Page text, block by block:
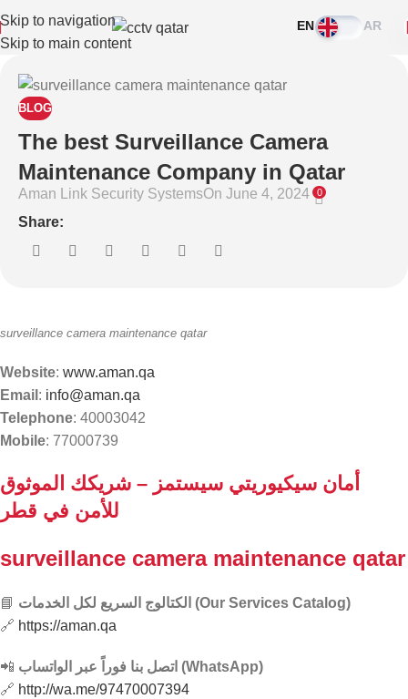
Skip to navigation
Skip to main content
EN AR
BLOG
The best Surveillance Camera
Maintenance Company in Qatar
Aman Link Security SystemsOn June 4, 2024 0
Share:
surveillance camera maintenance qatar
Website: www.aman.qa
Email : info@aman.qa
Telephone: 40003042
Mobile: 77000739
أمان سيكيوريتي سيستمز – شريكك الموثوق
للأمن في قطر
surveillance camera maintenance qatar
📘
الكتالوج السريع لكل الخدمات (Our Services Catalog)
🔗 https://aman.qa
📲
اتصل بنا فوراً عبر الواتساب (WhatsApp)
🔗 http://wa.me/97470007394